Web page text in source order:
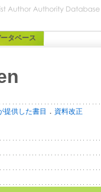
タベース
提供した書目 ． 資料改正